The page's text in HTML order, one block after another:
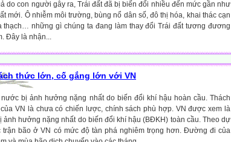
do con người gây ra, Trái đất đã bị biến đổi nhiều đến mức gần như
mới. Ô nhiễm môi trường, bùng nổ dân số, đô thị hóa, khai thác cạn
thạch… những gì chúng ta đang làm thay đổi Trái đất tương đương
Đây là nhận...
thức lớn, cố gắng lớn với VN
bị ảnh hưởng nặng nhất do biến đổi khí hậu hoàn cầu. Thách
VN là chưa có chiến lược, chính sách phù hợp. VN được xem là
ảnh hưởng nặng nhất do biến đổi khí hậu (BÐKH) toàn cầu. Theo dự
trận bão ở VN có mức độ tàn phá nghiêm trọng hơn. Ðường đi của